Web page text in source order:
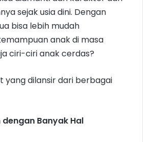
sejak usia dini. Dengan
bisa lebih mudah
anak di masa
ciri-ciri anak cerdas?
yang dilansir dari berbagai
Banyak Hal